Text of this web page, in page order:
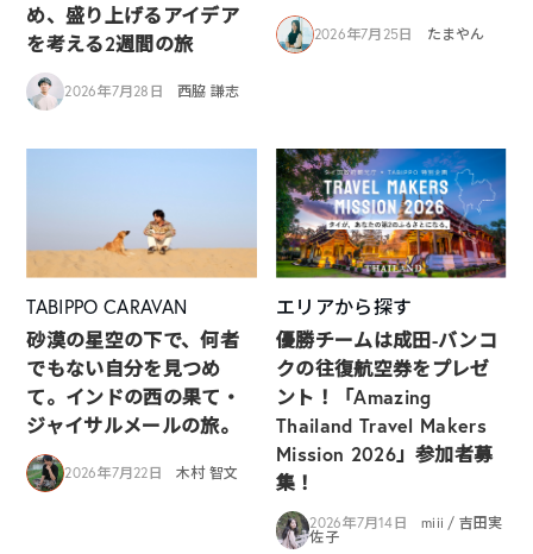
め、盛り上げるアイデア
を考える2週間の旅
2026年7月28日 西脇 謙志
2026年7月25日 たまやん
TABIPPO CARAVAN
砂漠の星空の下で、何者
でもない自分を見つめ
て。インドの西の果て・
ジャイサルメールの旅。
2026年7月22日 木村 智文
エリアから探す
優勝チームは成田-バンコ
クの往復航空券をプレゼ
ント！「Amazing
Thailand Travel Makers
Mission 2026」参加者募
集！
2026年7月14日
miii / 吉田実
佐子